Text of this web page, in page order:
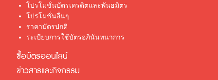
โปรโมชั่นบัตรเครดิตและพันธมิตร
โปรโมชั่นอื่นๆ
ราคาบัตรปกติ
ระเบียบการใช้บัตรอภินันทนาการ
ซื้อบัตรออนไลน์
ข่าวสารและกิจกรรม